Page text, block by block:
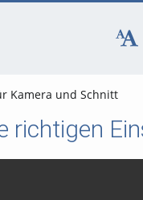
Kamera und Schnitt